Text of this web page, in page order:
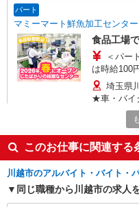
パート
マミーマート鮮魚加工センター
食品工場
＜パート＞
は時給100
埼玉県
★車・バイ
アルバイト
マミーマート鮮魚加工センター
食品工場
このお仕事に関連する
川越市のアルバイト・バイト・
同じ職種から川越市の求人